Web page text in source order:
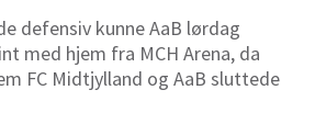
defensiv kunne AaB lørdag
med hjem fra MCH Arena, da
FC Midtjylland og AaB sluttede